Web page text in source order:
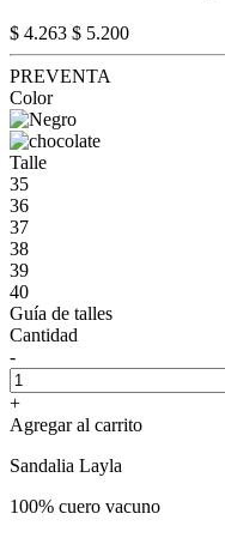
$ 4.263 $ 5.200
PREVENTA
Color
Talle
35
36
37
38
39
40
Guía de talles
Cantidad
-
+
Agregar al carrito
Sandalia Layla
100% cuero vacuno